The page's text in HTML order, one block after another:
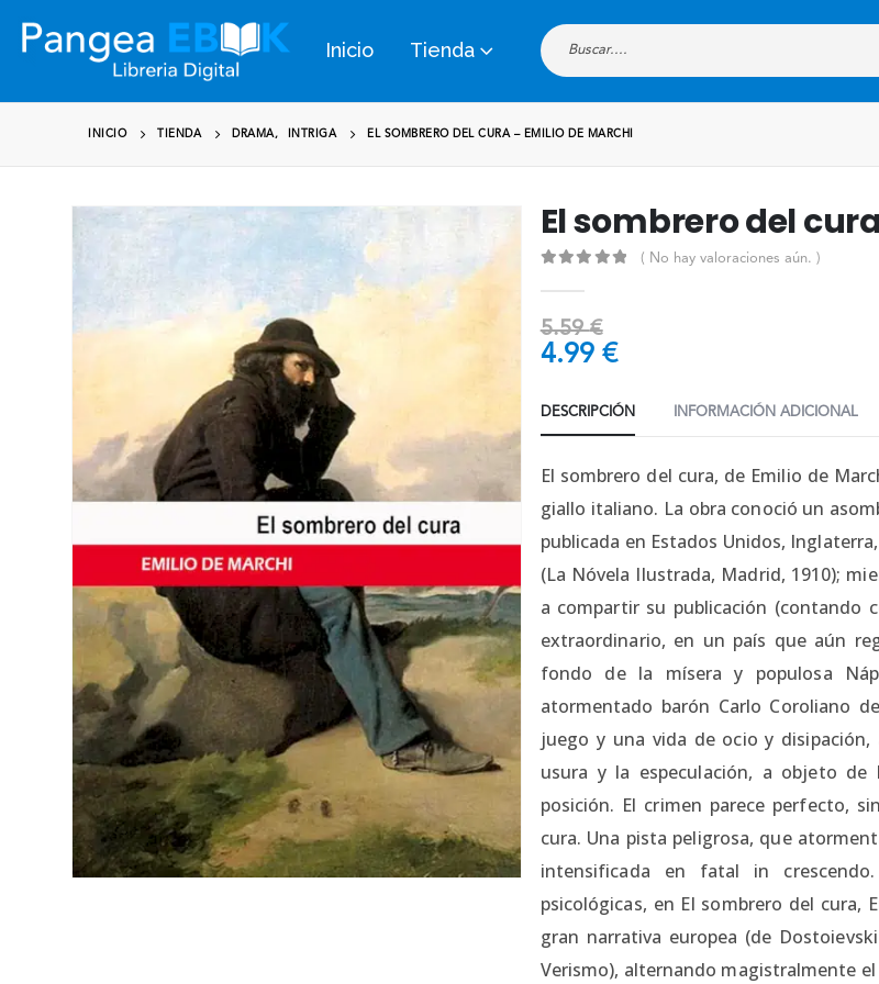
Inicio Tienda
INICIO TIENDA DRAMA , INTRIGA EL SOMBRERO DEL CURA – EMILIO DE MARCHI
El sombrero del
( No hay valoraciones aún. )
5.59€
4.99 €
DESCRIPCIÓN INFORMACIÓN ADICIONAL
El sombrero del cura, de Emilio de
giallo italiano. La obra conoció un
publicada en Estados Unidos,
(La Nóvela Ilustrada, Madrid, 1910);
a compartir su publicación (contando
extraordinario, en un país que aún
fondo de la mísera y populosa
atormentado barón Carlo Coroliano
juego y una vida de ocio y
usura y la especulación, a objeto de
posición. El crimen parece perfecto,
cura. Una pista peligrosa, que
intensificada en fatal in
psicológicas, en El sombrero del cura,
gran narrativa europea (de
Verismo), alternando magistralmente